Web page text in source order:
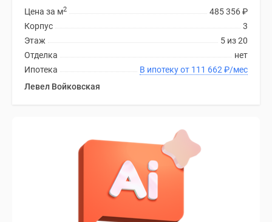
485 356₽
Цена за м2
3
Корпус
5 из 20
Этаж
нет
Отделка
В ипотеку от 111 662 ₽/мес
Ипотека
Левел Войковская